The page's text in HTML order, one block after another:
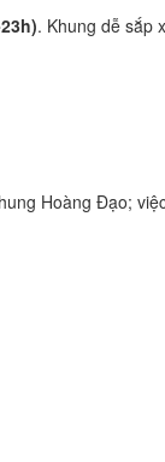
. Khung dễ sắp
Hoàng Đạo;